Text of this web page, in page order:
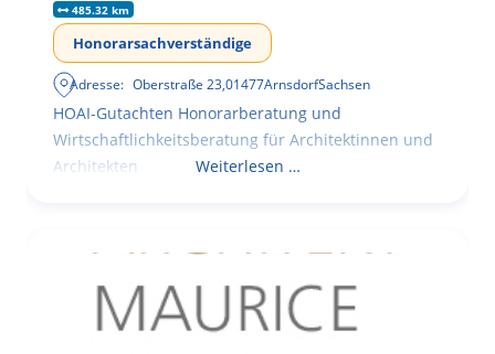
485.32 km
Honorarsachverständige
Adresse: Oberstraße 23,01477ArnsdorfSachsen
HOAI-Gutachten Honorarberatung und
Wirtschaftlichkeitsberatung für Architektinnen und
Architekten
Weiterlesen …